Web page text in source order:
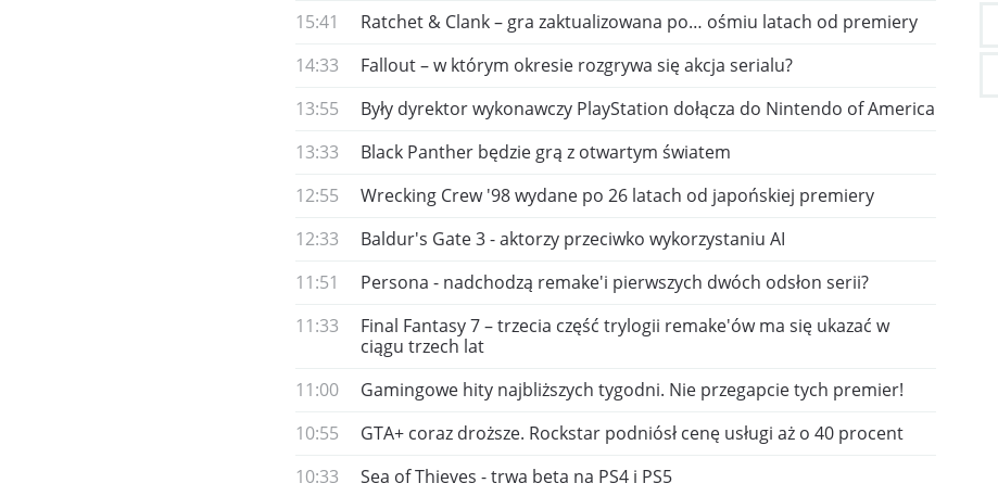
15:41
Ratchet & Clank – gra zaktualizowana po… ośmiu latach od premiery
14:33
Fallout – w którym okresie rozgrywa się akcja serialu?
13:55
Były dyrektor wykonawczy PlayStation dołącza do Nintendo of America
13:33
Black Panther będzie grą z otwartym światem
12:55
Wrecking Crew '98 wydane po 26 latach od japońskiej premiery
12:33
Baldur's Gate 3 - aktorzy przeciwko wykorzystaniu AI
11:51
Persona - nadchodzą remake'i pierwszych dwóch odsłon serii?
11:33
Final Fantasy 7 – trzecia część trylogii remake'ów ma się ukazać w
ciągu trzech lat
11:00
Gamingowe hity najbliższych tygodni. Nie przegapcie tych premier!
10:55
GTA+ coraz droższe. Rockstar podniósł cenę usługi aż o 40 procent
10:33
Sea of Thieves - trwa beta na PS4 i PS5